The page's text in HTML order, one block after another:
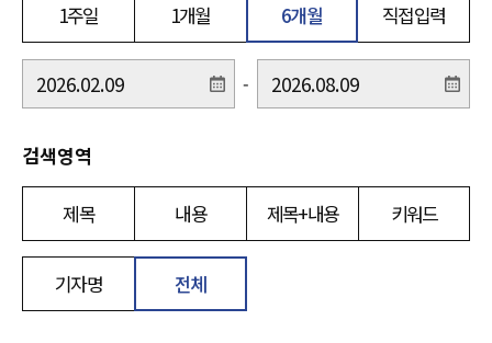
1주일 1개월 6개월 직접입력
-
검색영역
제목 내용 제목+내용 키워드
기자명 전체